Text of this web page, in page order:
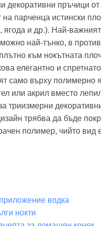
декоративни пръчици
на парченца истински
ягода и др.). Най-
най-тънко, в
към нокътната
елегантно и
само върху полимерно
или акрил вместо
триизмерни
трябва да бъде
полимер, чийто вид
водка
нокти